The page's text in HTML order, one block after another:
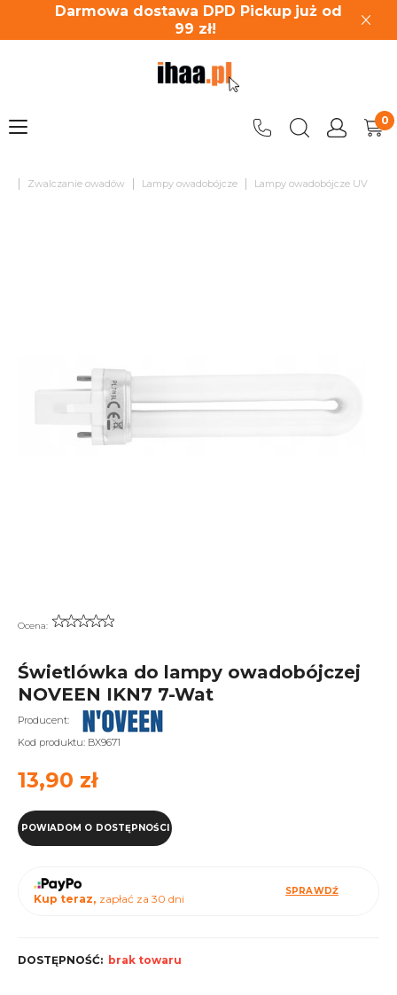
Darmowa dostawa DPD Pickup już od
99 zł!
| Zwalczanie owadów | Lampy owadobójcze | Lampy owadobójcze UV
Ocena:
Świetlówka do lampy owadobójczej
NOVEEN IKN7 7-Wat
Producent:
Kod produktu: BX9671
13,90 zł
POWIADOM O DOSTĘPNOŚCI
Kup teraz, zapłać za 30 dni
SPRAWDŹ
DOSTĘPNOŚĆ: brak towaru